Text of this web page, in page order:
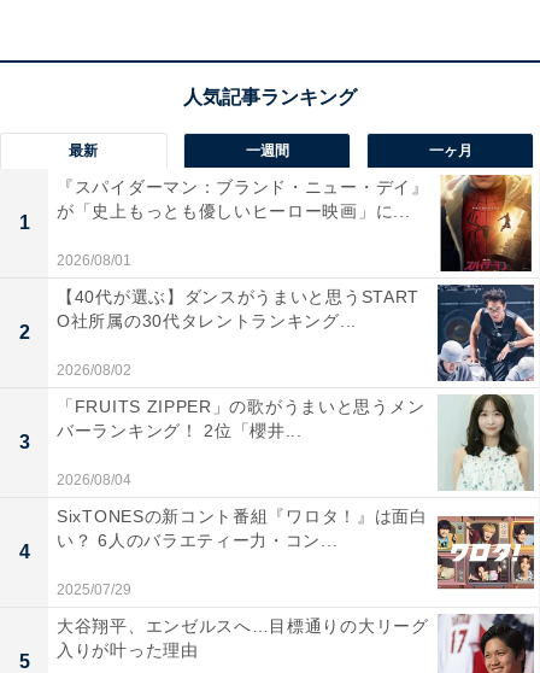
『ちいかわ』の登場キャラクターは？
ここでは、『ちいかわ』の主要キャラクターであるちい
かわ・ハチワレ・うさぎについて紹介します。
ちいかわ
最新 一週間 一ヶ月
1
『スパイダーマン：ブランド・ニュー・デイ』
が「史上もっとも優しいヒーロー映画」に...
2026/08/01
2
【40代が選ぶ】ダンスがうまいと思うSTART
O社所属の30代タレントランキング...
2026/08/02
3
「FRUITS ZIPPER」の歌がうまいと思うメン
バーランキング！ 2位「櫻井...
2026/08/04
4
SixTONESの新コント番組『ワロタ！』は面白
い？ 6人のバラエティー力・コン...
2025/07/29
5
大谷翔平、エンゼルスへ…目標通りの大リーグ
入りが叶った理由